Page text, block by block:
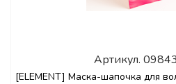
Артикул.
[ELEMENT] Маска-шапочка для